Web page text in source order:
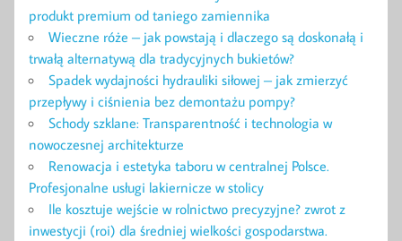
produkt premium od taniego zamiennika
Wieczne róże – jak powstają i dlaczego są doskonałą i
trwałą alternatywą dla tradycyjnych bukietów?
Spadek wydajności hydrauliki siłowej – jak zmierzyć
przepływy i ciśnienia bez demontażu pompy?
Schody szklane: Transparentność i technologia w
nowoczesnej architekturze
Renowacja i estetyka taboru w centralnej Polsce.
Profesjonalne usługi lakiernicze w stolicy
Ile kosztuje wejście w rolnictwo precyzyjne? zwrot z
inwestycji (roi) dla średniej wielkości gospodarstwa.